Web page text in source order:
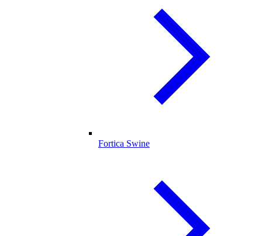
Fortica Swine